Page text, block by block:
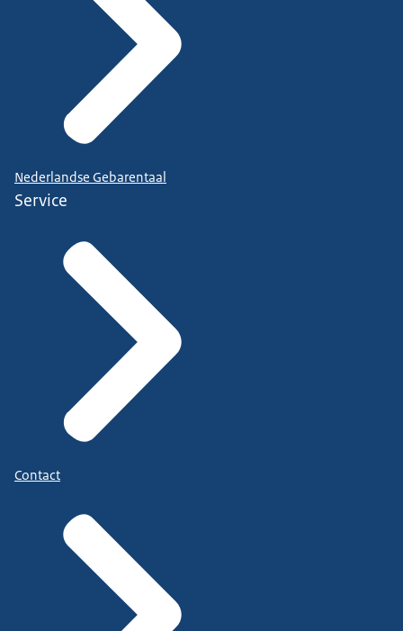
Nederlandse Gebarentaal
Service
Contact